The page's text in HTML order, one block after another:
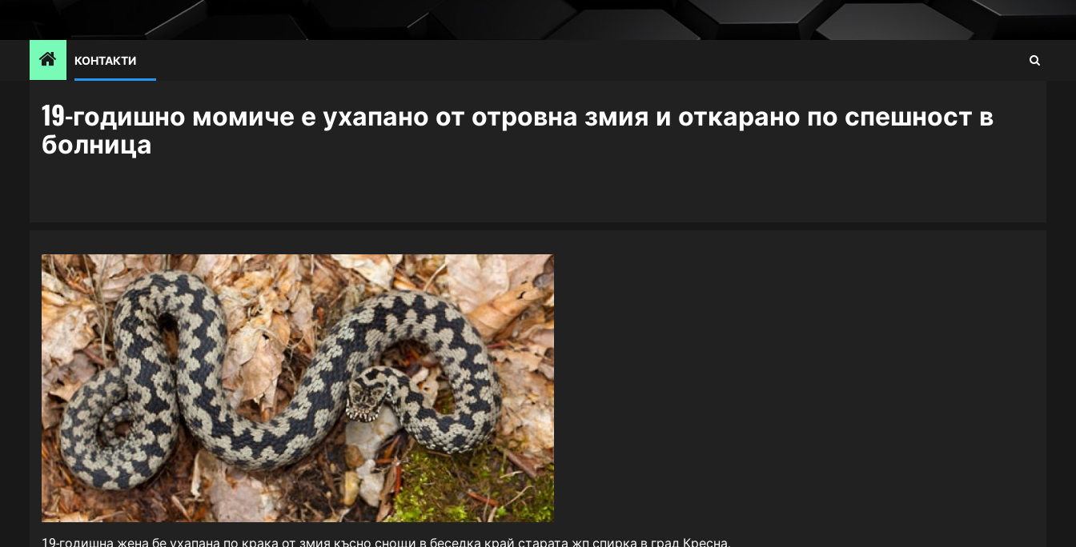
КОНТАКТИ
19-годишно момиче е ухапано от отровна змия и откарано по спешност в
болница
19-годишна жена бе ухапана по крака от змия късно снощи в беседка край старата жп спирка в град Кресна.